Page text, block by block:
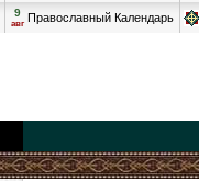
9
авг Православный Календарь